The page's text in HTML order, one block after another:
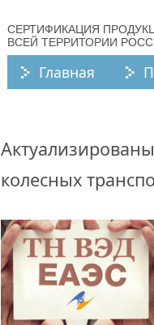
СЕРТИФИКАЦИЯ
ВСЕЙ ТЕРРИТОРИИ
Главная
колесных